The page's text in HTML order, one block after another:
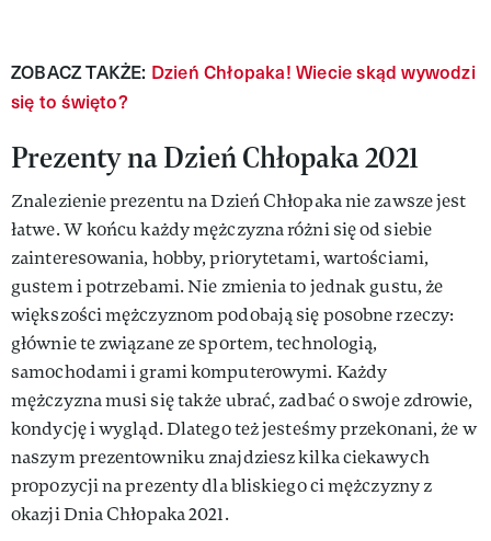
ZOBACZ TAKŻE: Dzień Chłopaka! Wiecie skąd wywodzi
się to święto?
Prezenty na Dzień Chłopaka 2021
Znalezienie prezentu na Dzień Chłopaka nie zawsze jest
łatwe. W końcu każdy mężczyzna różni się od siebie
zainteresowania, hobby, priorytetami, wartościami,
gustem i potrzebami. Nie zmienia to jednak gustu, że
większości mężczyznom podobają się posobne rzeczy:
głównie te związane ze sportem, technologią,
samochodami i grami komputerowymi. Każdy
mężczyzna musi się także ubrać, zadbać o swoje zdrowie,
kondycję i wygląd. Dlatego też jesteśmy przekonani, że w
naszym prezentowniku znajdziesz kilka ciekawych
propozycji na prezenty dla bliskiego ci mężczyzny z
okazji Dnia Chłopaka 2021.